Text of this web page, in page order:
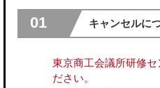
01 キャンセルに
東京商工会議所研修セ
ださい。